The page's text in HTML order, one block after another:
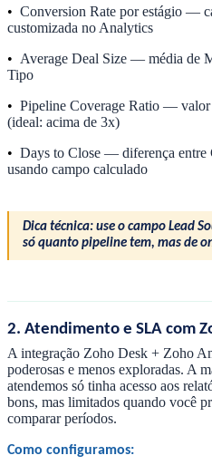
• Conversion Rate por estágio —
customizada no Analytics
• Average Deal Size — média de
Tipo
• Pipeline Coverage Ratio — valor
(ideal: acima de 3x)
• Days to Close — diferença entre
usando campo calculado
Dica técnica: use o campo Lead
só quanto pipeline tem, mas de
2. Atendimento e SLA com
A integração Zoho Desk + Zoho
poderosas e menos exploradas. A
atendemos só tinha acesso aos
bons, mas limitados quando você
comparar períodos.
Como configuramos: